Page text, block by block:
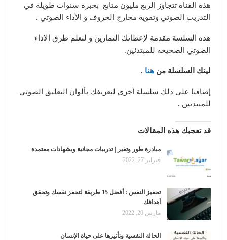
هذه القناة تتجاوز الربع مليون متابع بخبرة سنوات طويلة في
التدريب الصوتي وتقوية مخارج الحروف و الأداء الصوتي .
هذه السلسة مقدمة لإعطائك التمارين و لتعلم طرق الاداء
الصوتي الصحيحة للمبتدئين.
لينك السلسلة من هنا .
إضافتا على ذلك سلسلة أخرى لتعريفك بألوان التعليق الصوتي
للمبتدئين .
قد تعجبك هذه المقالات
مبادرة طور وتغير | تدريبات مجانية وبشهادات معتمدة
فبراير 27, 2022
تحفيز النفس : أفضل 15 طريقة لتحفز نفسك وتحقق
أهدافك
مارس 20, 2022
الحالة النفسية وتأثيرها على حياة الإنسان